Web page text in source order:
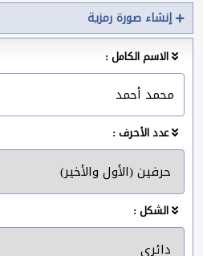
إنشاء صورة رمزية
الاسم الكامل :
عدد الأحرف :
الشكل :